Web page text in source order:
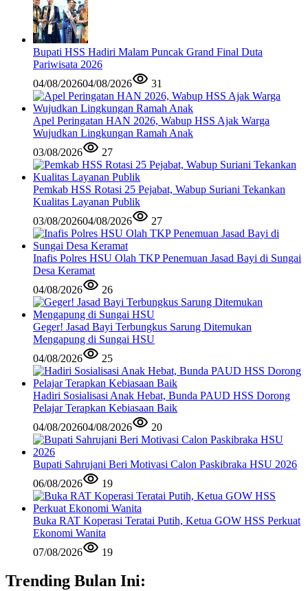
Bupati HSS Hadiri Malam Puncak Grand Final Duta
Pariwisata 2026
04/08/202604/08/2026 31
Apel Peringatan HAN 2026, Wabup HSS Ajak Warga
Wujudkan Lingkungan Ramah Anak
03/08/2026
27
Pemkab HSS Rotasi 25 Pejabat, Wabup Suriani Tekankan
Kualitas Layanan Publik
03/08/202604/08/2026 27
Inafis Polres HSU Olah TKP Penemuan Jasad Bayi di Sungai
Desa Keramat
04/08/2026
26
Geger! Jasad Bayi Terbungkus Sarung Ditemukan
Mengapung di Sungai HSU
04/08/2026
25
Hadiri Sosialisasi Anak Hebat, Bunda PAUD HSS Dorong
Pelajar Terapkan Kebiasaan Baik
04/08/202604/08/2026 20
Bupati Sahrujani Beri Motivasi Calon Paskibraka HSU 2026
06/08/2026
19
Buka RAT Koperasi Teratai Putih, Ketua GOW HSS Perkuat
Ekonomi Wanita
07/08/2026
19
Trending Bulan Ini: